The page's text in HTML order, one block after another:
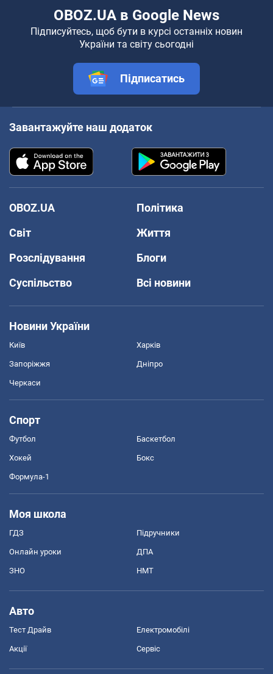
OBOZ.UA в Google News
Підписуйтесь, щоб бути в курсі останніх новин
України та світу сьогодні
Підписатись
Завантажуйте наш додаток
OBOZ.UA
Політика
Світ
Життя
Розслідування
Блоги
Суспільство
Всі новини
Новини України
Київ Харків
Запоріжжя Дніпро
Черкаси
Спорт
Футбол Баскетбол
Хокей Бокс
Формула-1
Моя школа
ГДЗ Підручники
Онлайн уроки ДПА
ЗНО НМТ
Авто
Тест Драйв Електромобілі
Акції Сервіс